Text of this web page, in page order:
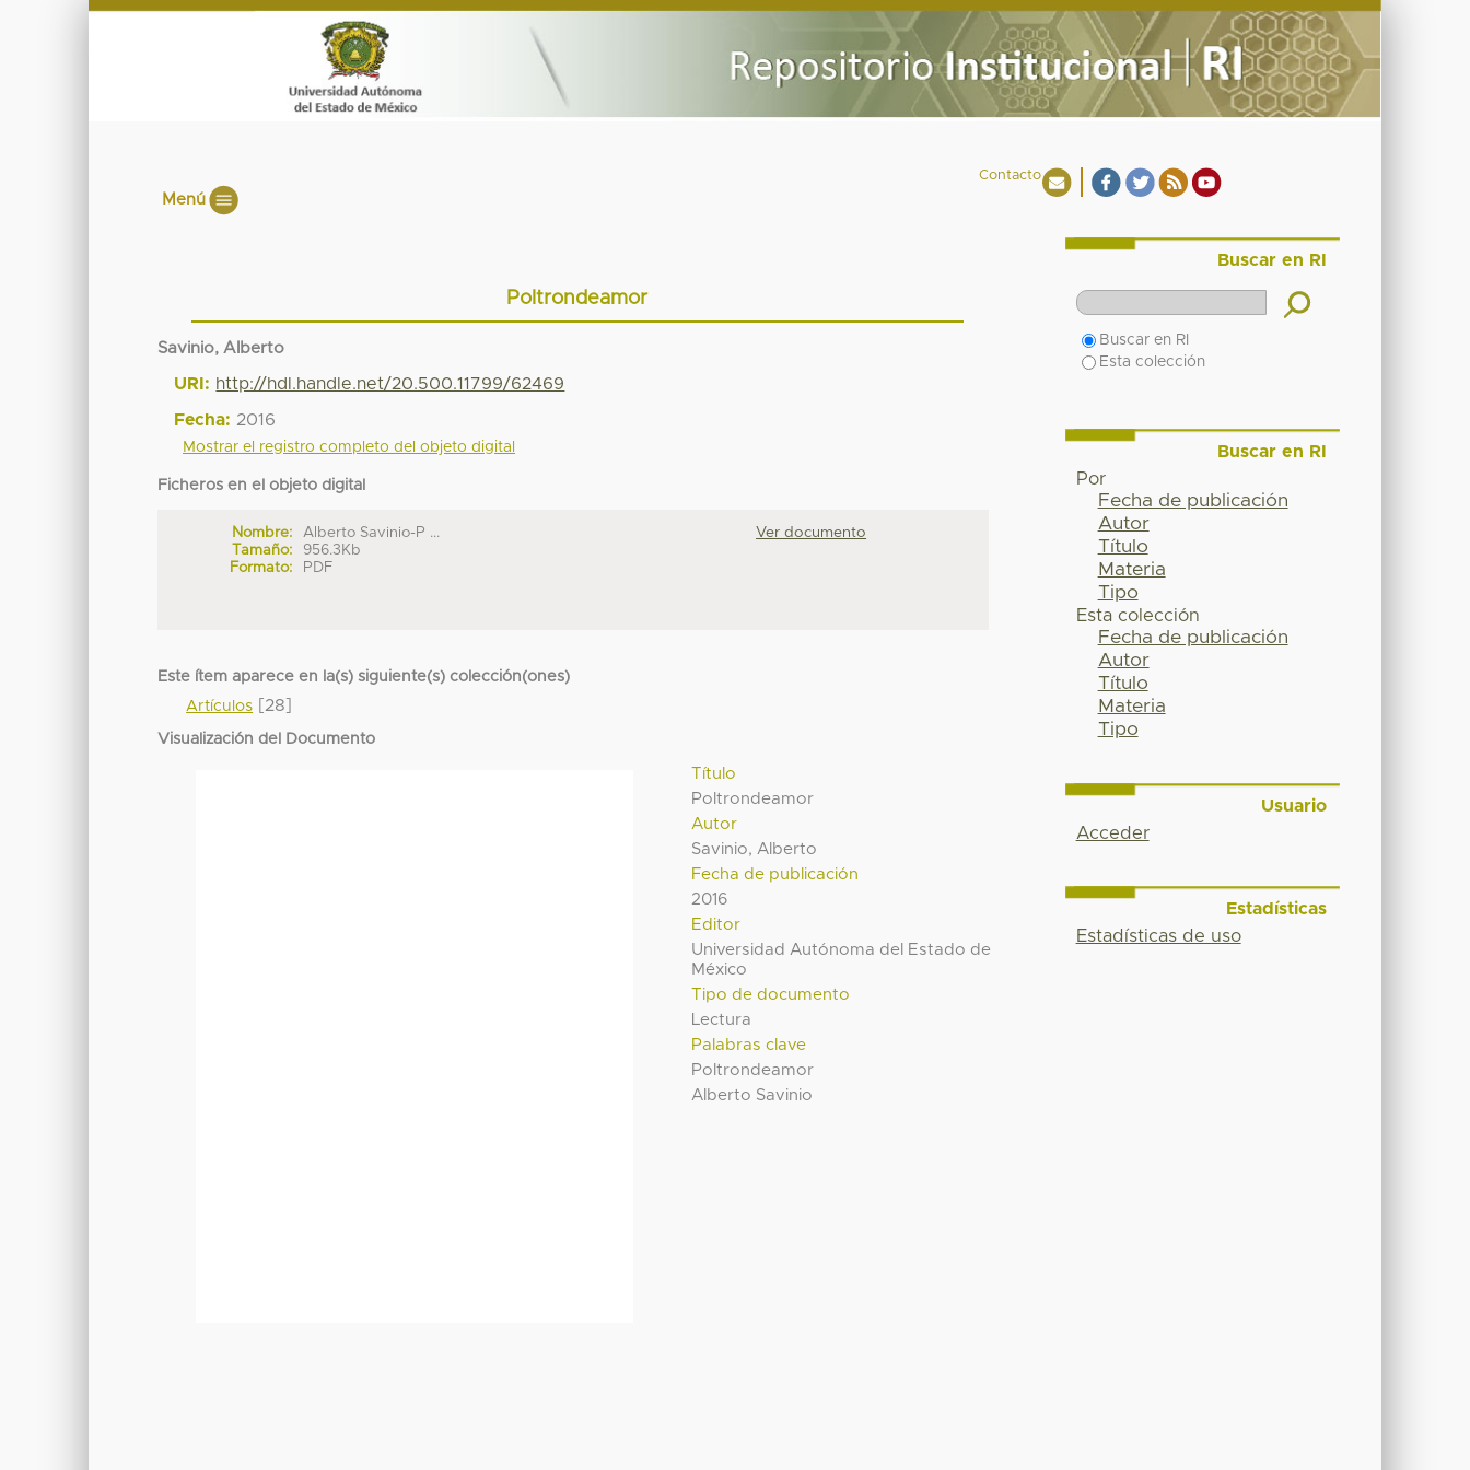
Contacto
Menú
Poltrondeamor
Savinio, Alberto
URI: http://hdl.handle.net/20.500.11799/62469
Fecha: 2016
Mostrar el registro completo del objeto digital
Ficheros en el objeto digital
Nombre:
Alberto Savinio-P ...
Tamaño:
956.3Kb
Formato:
PDF
Ver documento
Este ítem aparece en la(s) siguiente(s) colección(ones)
Artículos [28]
Visualización del Documento
Título
Poltrondeamor
Autor
Savinio, Alberto
Fecha de publicación
2016
Editor
Universidad Autónoma del Estado de
México
Tipo de documento
Lectura
Palabras clave
Poltrondeamor
Alberto Savinio
Buscar en RI
Buscar en RI
Esta colección
Buscar en RI
Por
Fecha de publicación
Autor
Título
Materia
Tipo
Esta colección
Fecha de publicación
Autor
Título
Materia
Tipo
Usuario
Acceder
Estadísticas
Estadísticas de uso